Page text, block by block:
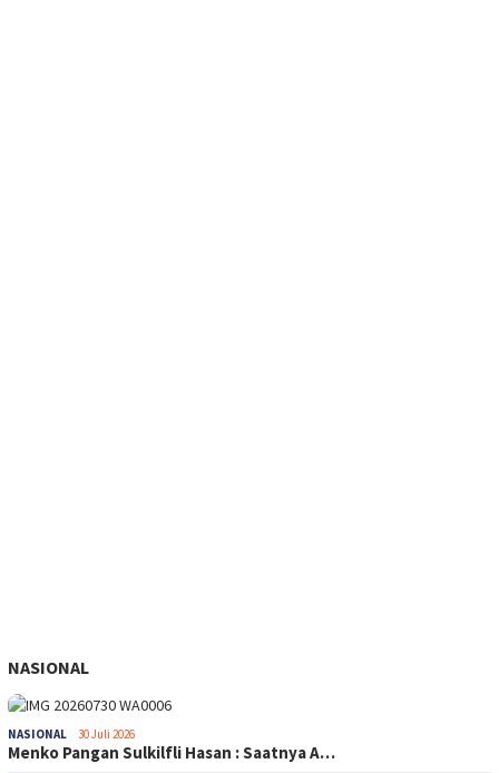
NASIONAL
NASIONAL 30 Juli 2026
Menko Pangan Sulkilfli Hasan : Saatnya A…